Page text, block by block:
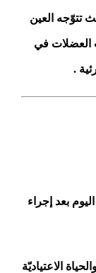
تتوّجه العين
العضلات في
.
بعد إجراء
الاعتياديّة